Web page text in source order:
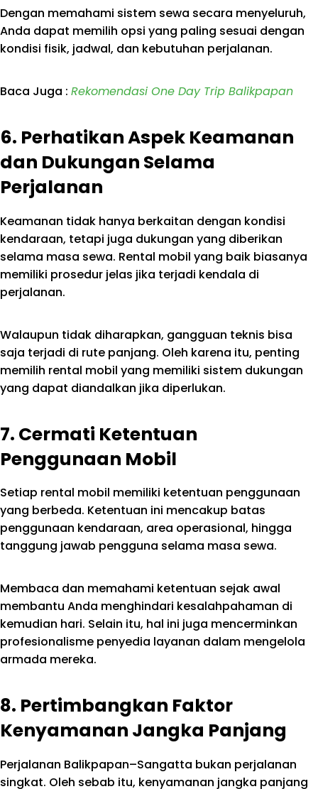
Dengan memahami sistem sewa secara menyeluruh,
Anda dapat memilih opsi yang paling sesuai dengan
kondisi fisik, jadwal, dan kebutuhan perjalanan.
Baca Juga : Rekomendasi One Day Trip Balikpapan
6. Perhatikan Aspek Keamanan
dan Dukungan Selama
Perjalanan
Keamanan tidak hanya berkaitan dengan kondisi
kendaraan, tetapi juga dukungan yang diberikan
selama masa sewa. Rental mobil yang baik biasanya
memiliki prosedur jelas jika terjadi kendala di
perjalanan.
Walaupun tidak diharapkan, gangguan teknis bisa
saja terjadi di rute panjang. Oleh karena itu, penting
memilih rental mobil yang memiliki sistem dukungan
yang dapat diandalkan jika diperlukan.
7. Cermati Ketentuan
Penggunaan Mobil
Setiap rental mobil memiliki ketentuan penggunaan
yang berbeda. Ketentuan ini mencakup batas
penggunaan kendaraan, area operasional, hingga
tanggung jawab pengguna selama masa sewa.
Membaca dan memahami ketentuan sejak awal
membantu Anda menghindari kesalahpahaman di
kemudian hari. Selain itu, hal ini juga mencerminkan
profesionalisme penyedia layanan dalam mengelola
armada mereka.
8. Pertimbangkan Faktor
Kenyamanan Jangka Panjang
Perjalanan Balikpapan–Sangatta bukan perjalanan
singkat. Oleh sebab itu, kenyamanan jangka panjang